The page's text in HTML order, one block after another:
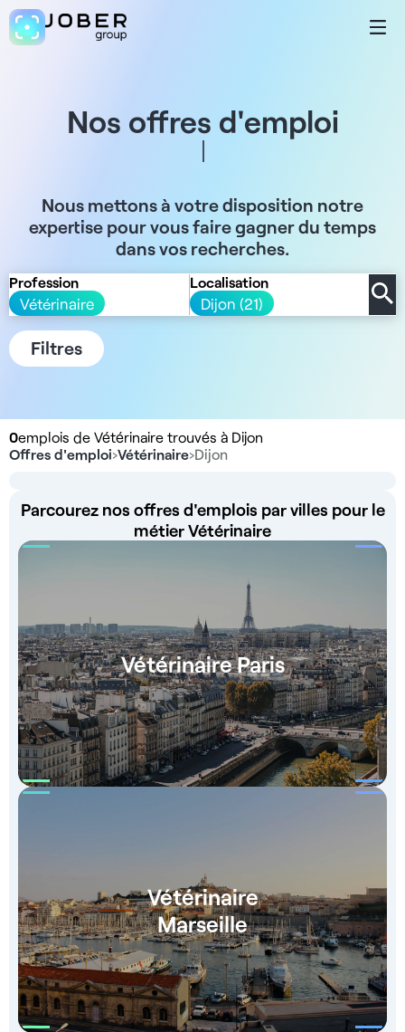
Nos offres d'emploi
Nous mettons à votre disposition notre
expertise pour vous faire gagner du temps
dans vos recherches.
Profession
Vétérinaire
Localisation
Dijon (21)
Filtres
0emplois de Vétérinaire trouvés à Dijon
Offres d'emploi›Vétérinaire›Dijon
Parcourez nos offres d'emplois par villes pour le
métier Vétérinaire
Vétérinaire Paris
Vétérinaire
Marseille